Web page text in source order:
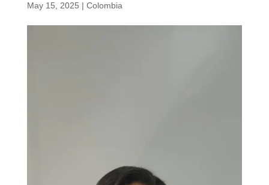
May 15, 2025 | Colombia